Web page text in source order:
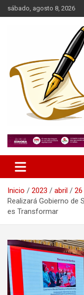
Saltar
al
sábado, agosto 8, 2026
Mi Carta
Inicio 2023 abril
26
Realizará Gobierno de
es Transformar